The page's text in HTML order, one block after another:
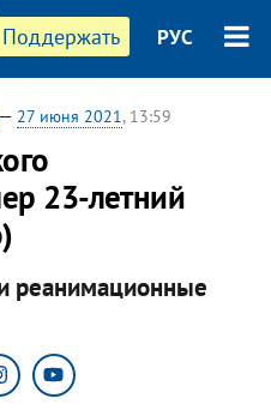
Поддержать РУС
27 июня 2021, 13:59
23-летний
реанимационные